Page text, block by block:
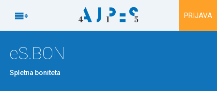
Na vsebino
 PRIJAVA
eS.BON
Spletna boniteta